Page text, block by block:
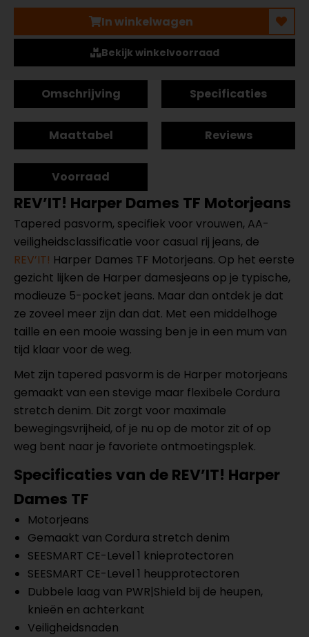
In winkelwagen
Bekijk winkelvoorraad
Omschrijving Specificaties
Maattabel Reviews
Voorraad
REV’IT! Harper Dames TF Motorjeans
Tapered pasvorm, specifiek voor vrouwen, AA-
veiligheidsclassificatie voor casual rij jeans, de
REV’IT! Harper Dames TF Motorjeans. Op het eerste
gezicht lijken de Harper damesjeans op je typische,
modieuze 5-pocket jeans. Maar dan ontdek je dat
ze zoveel meer zijn dan dat. Met een middelhoge
taille en een mooie wassing ben je in een mum van
tijd klaar voor de weg.
Met zijn tapered pasvorm is de Harper motorjeans
gemaakt van een stevige maar flexibele Cordura
stretch denim. Dit zorgt voor maximale
bewegingsvrijheid, of je nu op de motor zit of op
weg bent naar je favoriete ontmoetingsplek.
Specificaties van de REV’IT! Harper
Dames TF
Motorjeans
Gemaakt van Cordura stretch denim
SEESMART CE-Level 1 knieprotectoren
SEESMART CE-Level 1 heupprotectoren
Dubbele laag van PWR|Shield bij de heupen,
knieën en achterkant
Veiligheidsnaden